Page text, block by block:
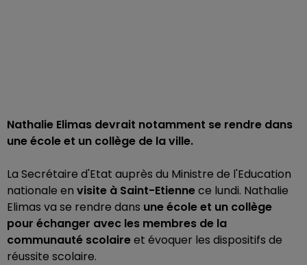
Nathalie Elimas devrait notamment se rendre dans
une école et un collège de la ville.
La Secrétaire d'Etat auprès du Ministre de l'Education
nationale en visite à Saint-Etiennece lundi. Nathalie
Elimas va se rendre dans une école et un collège
pour échanger avec les membres de la
communauté scolaireet évoquer les dispositifs de
réussite scolaire.